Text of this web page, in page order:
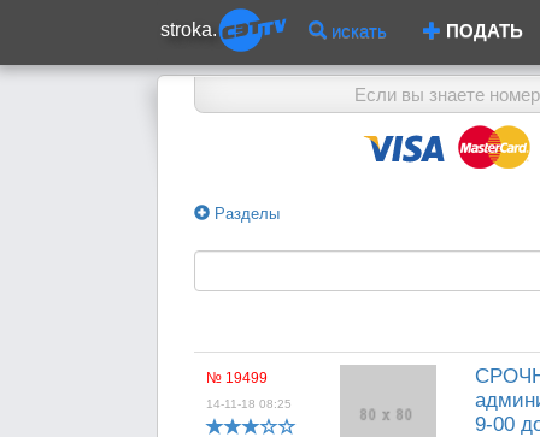
stroka. искать ПОДАТЬ
Если вы знаете
Разделы
№ 19499
14-11-18 08:25
9-00